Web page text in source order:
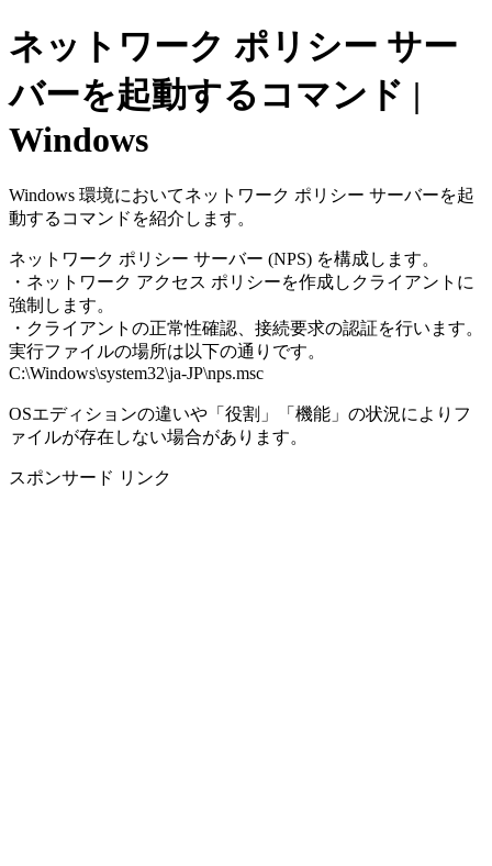
ネットワーク ポリシー サー
バーを起動するコマンド |
Windows
Windows 環境においてネットワーク ポリシー サーバーを起
動するコマンドを紹介します。
ネットワーク ポリシー サーバー (NPS) を構成します。
・ネットワーク アクセス ポリシーを作成しクライアントに
強制します。
・クライアントの正常性確認、接続要求の認証を行います。
実行ファイルの場所は以下の通りです。
C:\Windows\system32\ja-JP\nps.msc
OSエディションの違いや「役割」「機能」の状況によりフ
ァイルが存在しない場合があります。
スポンサード リンク